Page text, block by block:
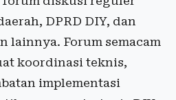
DPRD DIY, dan
lainnya. Forum semacam
koordinasi teknis,
implementasi